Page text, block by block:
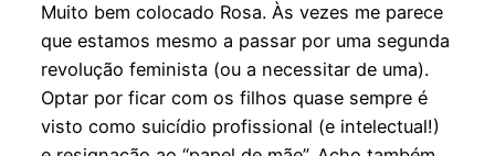
Muito bem colocado Rosa. Às vezes me parece
que estamos mesmo a passar por uma segunda
revolução feminista (ou a necessitar de uma).
Optar por ficar com os filhos quase sempre é
visto como suicídio profissional (e intelectual!)